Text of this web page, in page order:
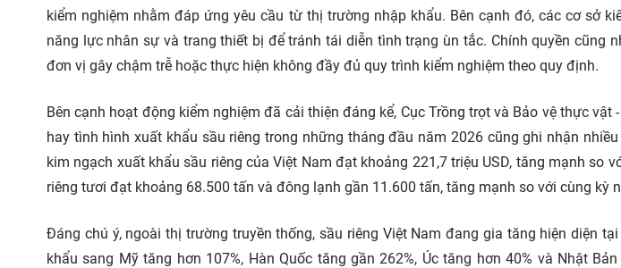
kiểm nghiệm nhằm đáp ứng yêu cầu từ thị trường nhập khẩu. Bên cạnh đó, các cơ sở
năng lực nhân sự và trang thiết bị để tránh tái diễn tình trạng ùn tắc. Chính quyền cũng
đơn vị gây chậm trễ hoặc thực hiện không đầy đủ quy trình kiểm nghiệm theo quy định.
Bên cạnh hoạt động kiểm nghiệm đã cải thiện đáng kể, Cục Trồng trọt và Bảo vệ thực vật
hay tình hình xuất khẩu sầu riêng trong những tháng đầu năm 2026 cũng ghi nhận
kim ngạch xuất khẩu sầu riêng của Việt Nam đạt khoảng 221,7 triệu USD, tăng mạnh so
riêng tươi đạt khoảng 68.500 tấn và đông lạnh gần 11.600 tấn, tăng mạnh so với cùng kỳ
Đáng chú ý, ngoài thị trường truyền thống, sầu riêng Việt Nam đang gia tăng hiện diện
khẩu sang Mỹ tăng hơn 107%, Hàn Quốc tăng gần 262%, Úc tăng hơn 40% và Nhật